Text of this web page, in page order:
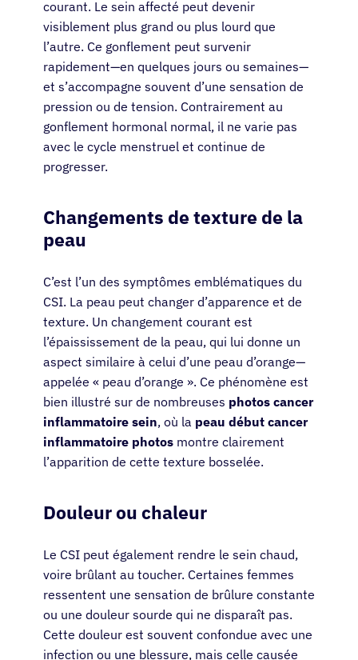
courant. Le sein affecté peut devenir
visiblement plus grand ou plus lourd que
l’autre. Ce gonflement peut survenir
rapidement—en quelques jours ou semaines—
et s’accompagne souvent d’une sensation de
pression ou de tension. Contrairement au
gonflement hormonal normal, il ne varie pas
avec le cycle menstruel et continue de
progresser.
Changements de texture de la
peau
C’est l’un des symptômes emblématiques du
CSI. La peau peut changer d’apparence et de
texture. Un changement courant est
l’épaississement de la peau, qui lui donne un
aspect similaire à celui d’une peau d’orange—
appelée « peau d’orange ». Ce phénomène est
bien illustré sur de nombreuses photos cancer
inflammatoire sein, où la peau début cancer
inflammatoire photos montre clairement
l’apparition de cette texture bosselée.
Douleur ou chaleur
Le CSI peut également rendre le sein chaud,
voire brûlant au toucher. Certaines femmes
ressentent une sensation de brûlure constante
ou une douleur sourde qui ne disparaît pas.
Cette douleur est souvent confondue avec une
infection ou une blessure, mais celle causée